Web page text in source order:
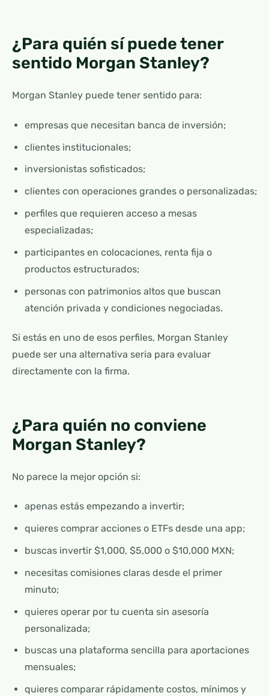
¿Para quién sí puede tener
sentido Morgan Stanley?
Morgan Stanley puede tener sentido para:
empresas que necesitan banca de inversión;
clientes institucionales;
inversionistas sofisticados;
clientes con operaciones grandes o personalizadas;
perfiles que requieren acceso a mesas
especializadas;
participantes en colocaciones, renta fija o
productos estructurados;
personas con patrimonios altos que buscan
atención privada y condiciones negociadas.
Si estás en uno de esos perfiles, Morgan Stanley
puede ser una alternativa seria para evaluar
directamente con la firma.
¿Para quién no conviene
Morgan Stanley?
No parece la mejor opción si:
apenas estás empezando a invertir;
quieres comprar acciones o ETFs desde una app;
buscas invertir $1,000, $5,000 o $10,000 MXN;
necesitas comisiones claras desde el primer
minuto;
quieres operar por tu cuenta sin asesoría
personalizada;
buscas una plataforma sencilla para aportaciones
mensuales;
quieres comparar rápidamente costos, mínimos y